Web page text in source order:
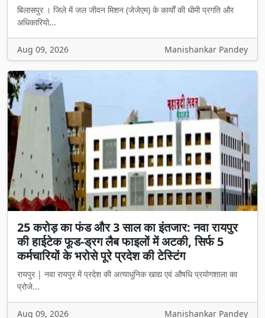
बिलासपुर । जिले में जल जीवन मिशन (जेजेएम) के कार्यों की धीमी प्रगति और
अधिकारियो...
Aug 09, 2026 Manishankar Pandey
25 करोड़ का फंड और 3 साल का इंतजार: नवा रायपुर
की हाईटेक फूड-ड्रग लैब फाइलों में अटकी, सिर्फ 5
कर्मचारियों के भरोसे पूरे प्रदेश की टेस्टिंग
रायपुर | नवा रायपुर में प्रदेश की अत्याधुनिक खाद्य एवं औषधि प्रयोगशाला का
प्रोजे...
Aug 09, 2026 Manishankar Pandey